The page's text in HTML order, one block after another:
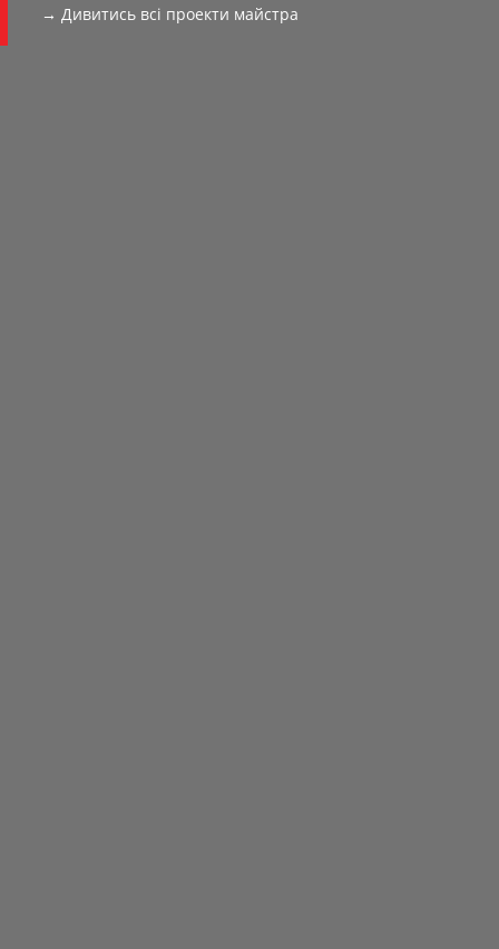
→ Дивитись всі проекти майстра